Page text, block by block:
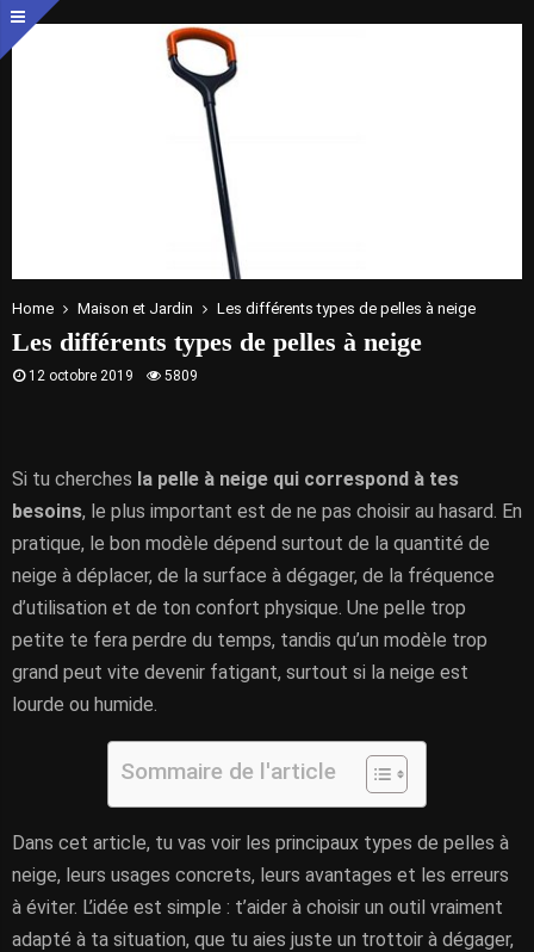
Home Maison et Jardin Les différents types de pelles à neige
Les différents types de pelles à neige
12 octobre 2019 5809
Si tu cherches la pelle à neige qui correspond à tes
besoins, le plus important est de ne pas choisir au hasard. En
pratique, le bon modèle dépend surtout de la quantité de
neige à déplacer, de la surface à dégager, de la fréquence
d’utilisation et de ton confort physique. Une pelle trop
petite te fera perdre du temps, tandis qu’un modèle trop
grand peut vite devenir fatigant, surtout si la neige est
lourde ou humide.
Sommaire de l'article
Dans cet article, tu vas voir les principaux types de pelles à
neige, leurs usages concrets, leurs avantages et les erreurs
à éviter. L’idée est simple : t’aider à choisir un outil vraiment
adapté à ta situation, que tu aies juste un trottoir à dégager,